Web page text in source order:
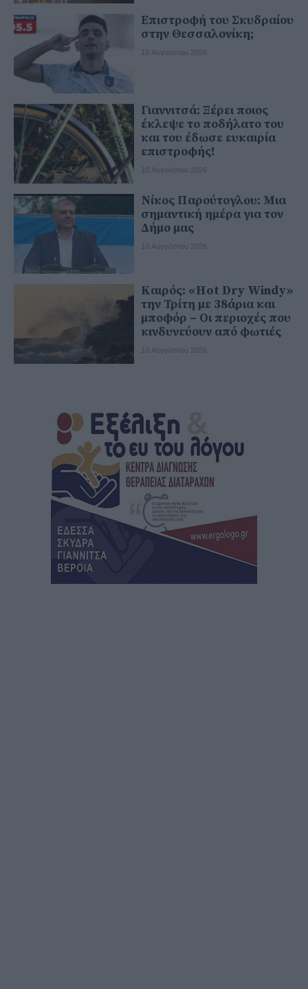
Επιστροφή του Σκυδραίου
στην Θεσσαλονίκη;
10 Αυγούστου 2026
Γιαννιτσά: Ξέρει ποιος
έκλεψε το ποδήλατο του
και του έδωσε ευκαιρία
επιστροφής!
10 Αυγούστου 2026
Νίκος Παρούτογλου: Μια
σημαντική ημέρα για τον
Δήμο μας
10 Αυγούστου 2026
Καιρός: «Hot Dry Windy»
την Τρίτη με 38άρια και
μποφόρ – Οι περιοχές που
κινδυνεύουν από φωτιές
10 Αυγούστου 2026